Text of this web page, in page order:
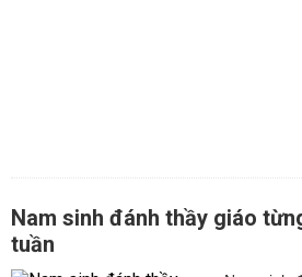
Nam sinh đánh thầy giáo
tuần